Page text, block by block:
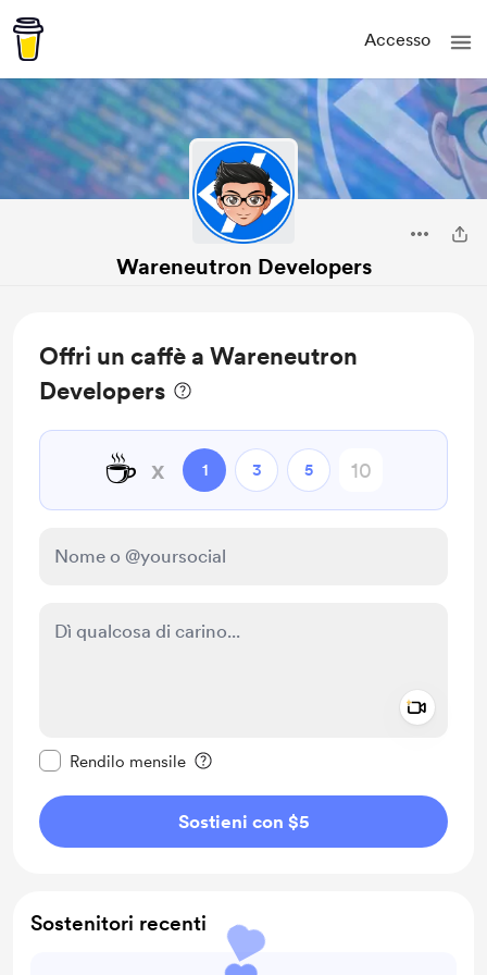
Accesso
Wareneutron Developers
Offri un caffè a Wareneutron
Developers
☕ x 1 3 5
Rendilo mensile
Sostieni con $5
Sostenitori recenti